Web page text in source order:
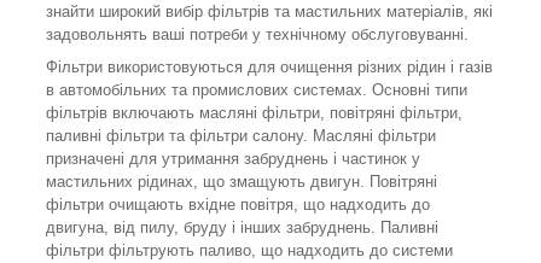
знайти широкий вибір фільтрів та мастильних матеріалів, які
задовольнять ваші потреби у технічному обслуговуванні.
Фільтри використовуються для очищення різних рідин і газів
в автомобільних та промислових системах. Основні типи
фільтрів включають масляні фільтри, повітряні фільтри,
паливні фільтри та фільтри салону. Масляні фільтри
призначені для утримання забруднень і частинок у
мастильних рідинах, що змащують двигун. Повітряні
фільтри очищають вхідне повітря, що надходить до
двигуна, від пилу, бруду і інших забруднень. Паливні
фільтри фільтрують паливо, що надходить до системи